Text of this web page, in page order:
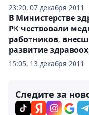
23:20, 07 декабря 2011
15:05, 13 декабря 2011
В Министерстве
РК чествовали
работников,
развитие
Следите за